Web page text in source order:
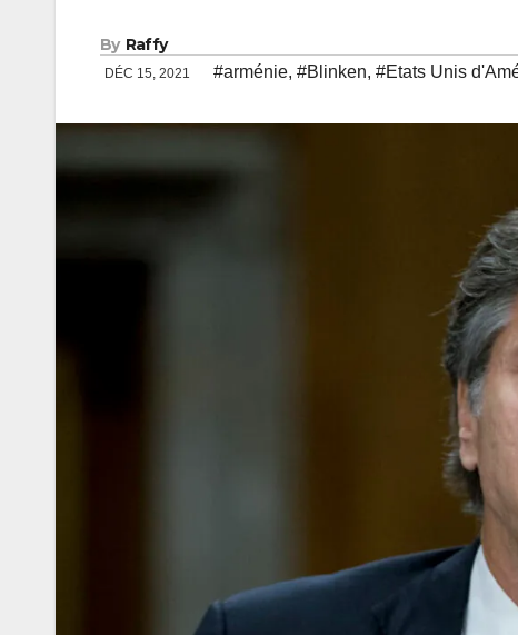
By Raffy
DÉC 15, 2021 #arménie, #Blinken, #Etats Unis